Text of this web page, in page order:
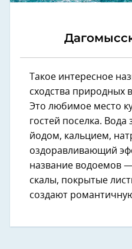
Такое интересное
сходства природных
Это любимое место
гостей поселка.
йодом, кальцием,
оздоравливающий
название водоемов
скалы, покрытые
создают